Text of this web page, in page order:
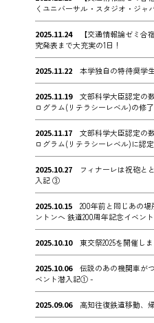
くユニバーサル・スタジオ・ジャ
2025.11.24
【交通情報論ゼミ
究発表まで大充実の1日！
2025.11.22 本学独自の特待奨学
2025.11.19
文部科学大臣認定の
ログラム(リテラシーレベル)の修
2025.11.17
文部科学大臣認定の
ログラム(リテラシーレベル)に認
2025.10.27
フィナーレは祝砲と
入記 ③
2025.10.15
200年前と同じあの
ントンへ 鉄道200周年記念イベン
2025.10.10 東交祭2025を開催しま
2025.10.06
伝説のあの機関車が
ベント潜入記① -
2025.09.06 高知往復鉄道移動、